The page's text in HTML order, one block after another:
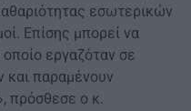
εσωτερικών
Επίσης μπορεί να
εργαζόταν σε
και παραμένουν
πρόσθεσε ο κ.